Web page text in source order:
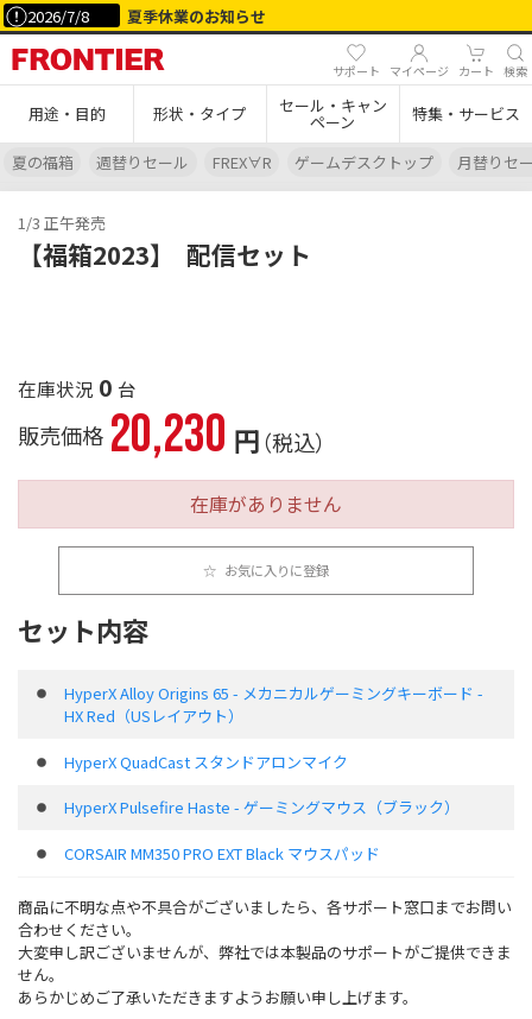
2026/7/8 夏季休業のお知らせ
サポート マイページ カート 検索
用途・目的 形状・タイプ セール・キャン
ペーン 特集・サービス
夏の福箱 週替りセール FREX∀R ゲームデスクトップ 月替りセ
【福箱2023】 配信セット
1/3 正午発売
0
販売価格 20,230 円（税込）
在庫がありません
お気に入りに登録
セット内容
HyperX Alloy Origins 65 - メカニカルゲーミングキーボード -
HX Red（USレイアウト）
HyperX QuadCast スタンドアロンマイク
HyperX Pulsefire Haste - ゲーミングマウス（ブラック）
CORSAIR MM350 PRO EXT Black マウスパッド
商品に不明な点や不具合がございましたら、各サポート窓口までお問い
合わせください。
大変申し訳ございませんが、弊社では本製品のサポートがご提供できま
せん。
あらかじめご了承いただきますようお願い申し上げます。